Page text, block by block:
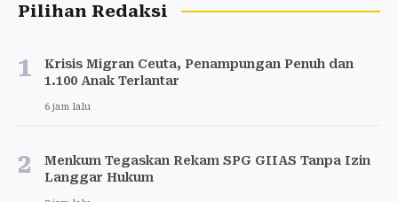
Pilihan Redaksi
1
Krisis Migran Ceuta, Penampungan Penuh dan
1.100 Anak Terlantar
6 jam lalu
2
Menkum Tegaskan Rekam SPG GIIAS Tanpa Izin
Langgar Hukum